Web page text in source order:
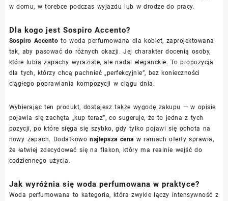
w domu, w torebce podczas wyjazdu lub w drodze do pracy.
Dla kogo jest Sospiro Accento?
Sospiro Accento to woda perfumowana dla kobiet, zaprojektowana
tak, aby pasować do różnych okazji. Jej charakter docenią osoby,
które lubią zapachy wyraziste, ale nadal eleganckie. To propozycja
dla tych, którzy chcą pachnieć „perfekcyjnie”, bez konieczności
ciągłego poprawiania kompozycji w ciągu dnia.
Wybierając ten produkt, dostajesz także wygodę zakupu — w opisie
pojawia się zachęta „kup teraz”, co sugeruje, że to jedna z tych
pozycji, po które sięga się szybko, gdy tylko pojawi się ochota na
nowy zapach. Dodatkowonajlepsza cena w ramach oferty sprawia,
że łatwiej zdecydować się na flakon, który ma realnie wejść do
codziennego użycia.
Jak wyróżnia się woda perfumowana w praktyce?
Woda perfumowana to kategoria, która zwykle łączy intensywność z